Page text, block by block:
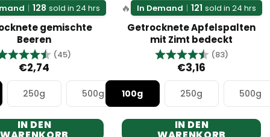
| 128 sold in 24 hrs
gemischte
Beeren
(45)
€2,74
250g 500g
IN DEN
🔥 In Demand | 121 sold in 24 hrs
Getrocknete Apfelspalten
mit Zimt bedeckt
Bewertung:(83)
€3,16
100g 250g 500g
IN DEN